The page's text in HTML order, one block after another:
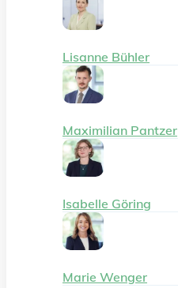
Lisanne Bühler
Maximilian Pantzer
Isabelle Göring
Marie Wenger